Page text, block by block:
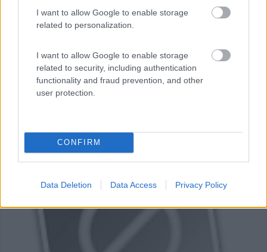
I want to allow Google to enable storage
related to personalization.
I want to allow Google to enable storage
related to security, including authentication
functionality and fraud prevention, and other
user protection.
CONFIRM
Data Deletion Data Access Privacy Policy